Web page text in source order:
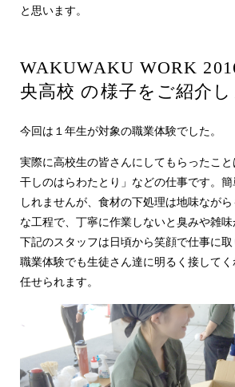
と思います。
WAKUWAKU WORK
央高校 の様子をご紹介し
今回は１年生が対象の職業体験でした。
実際に高校生の皆さんにしてもらったこ
干しのはらわたとり」などの仕事です。
しれませんが、食材の下処理は地味なが
な工程で、丁寧に作業しないと臭みや雑味
下記のスタッフは日頃から笑顔で仕事に取
職業体験でも生徒さん達に明るく接して
任せられます。